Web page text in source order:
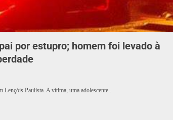
por estupro; homem foi levado à
Paulista. A vítima, uma adolescente...